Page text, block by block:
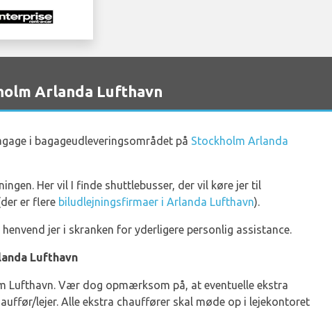
Arlanda Lufthavn
i bagageudleveringsområdet på Stockholm Arlanda
Her vil I finde shuttlebusser, der vil køre jer til
er flere biludlejningsfirmaer i Arlanda Lufthavn).
jer i skranken for yderligere personlig assistance.
Lufthavn
Lufthavn. Vær dog opmærksom på, at eventuelle ekstra
lejer. Alle ekstra chauffører skal møde op i lejekontoret